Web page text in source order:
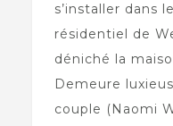
s’installer dans
résidentiel de
déniché la
Demeure
couple (Naomi